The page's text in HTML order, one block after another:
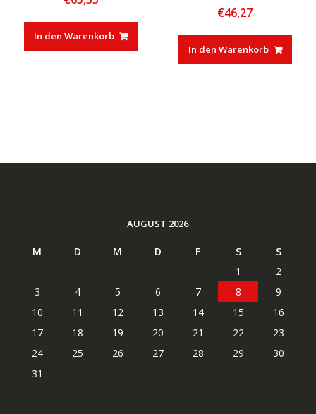
In den Warenkorb
€46,27
In den Warenkorb
AUGUST 2026
M D M D F S
S
1
2
3
4 5 6 7 8
9
10
11 12 13 14 15
16
17
18 19 20 21 22
23
24
25 26 27 28 29
30
31